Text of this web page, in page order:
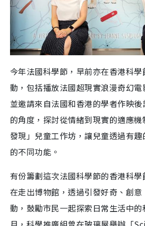
今年法國科學節，早前亦在香港科
動，包括播放法國超現實浪漫奇幻電
並邀請來自法國和香港的學者作映
的角度，探討從情緒到現實的適應
發現」兒童工作坊，讓兒童透過有
的不同功能。
有份籌劃這次法國科學節的香港科
在走出博物館，透過引發好奇、創
動，鼓勵市民一起探索日常生活中